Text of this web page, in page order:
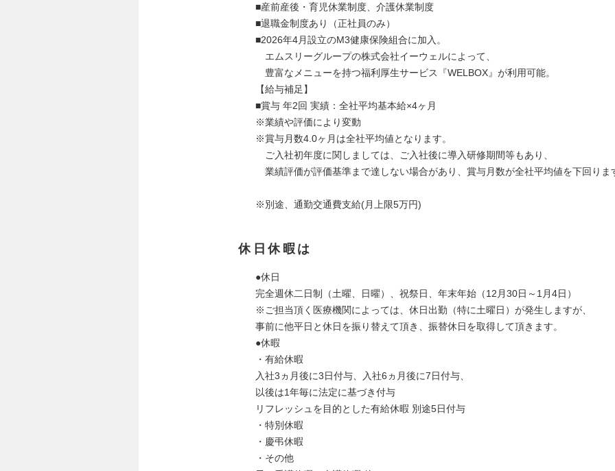
■産前産後・育児休業制度、介護休業制度
■退職金制度あり（正社員のみ）
■2026年4月設立のM3健康保険組合に加入。
エムスリーグループの株式会社イーウェルによって、
豊富なメニューを持つ福利厚生サービス『WELBOX』が利用可能。
【給与補足】
■賞与 年2回 実績：全社平均基本給×4ヶ月
※業績や評価により変動
※賞与月数4.0ヶ月は全社平均値となります。
ご入社初年度に関しましては、ご入社後に導入研修期間等もあり、
業績評価が評価基準まで達しない場合があり、賞与月数が全社平均値を下回りま
※別途、通勤交通費支給(月上限5万円)
休日休暇は
●休日
完全週休二日制（土曜、日曜）、祝祭日、年末年始（12月30日～1月4日）
※ご担当頂く医療機関によっては、休日出勤（特に土曜日）が発生しますが、
事前に他平日と休日を振り替えて頂き、振替休日を取得して頂きます。
●休暇
・有給休暇
入社3ヵ月後に3日付与、入社6ヵ月後に7日付与、
以後は1年毎に法定に基づき付与
リフレッシュを目的とした有給休暇 別途5日付与
・特別休暇
・慶弔休暇
・その他